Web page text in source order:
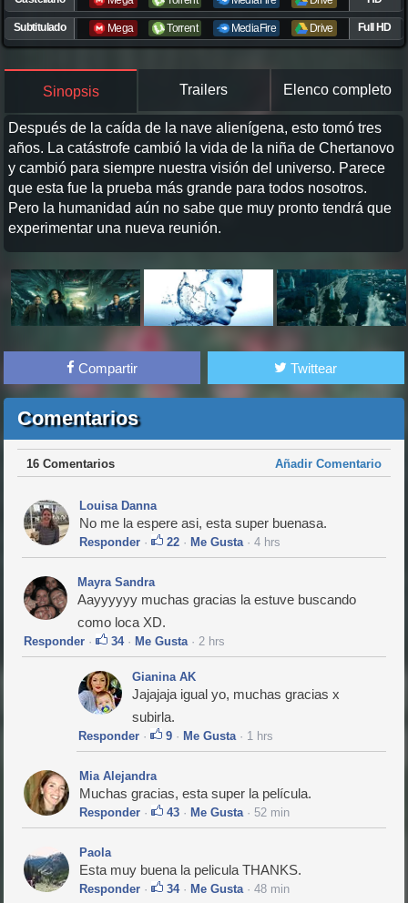
Subtitulado Mega Torrent MediaFire Drive Full HD
Sinopsis Trailers Elenco completo
Después de la caída de la nave alienígena, esto tomó tres
años. La catástrofe cambió la vida de la niña de Chertanovo
y cambió para siempre nuestra visión del universo. Parece
que esta fue la prueba más grande para todos nosotros.
Pero la humanidad aún no sabe que muy pronto tendrá que
experimentar una nueva reunión.
Compartir Twittear
Comentarios
16 Comentarios Añadir Comentario
Louisa Danna
No me la espere asi, esta super buenasa.
Responder · 22 · Me Gusta· 4 hrs
Mayra Sandra
Aayyyyyy muchas gracias la estuve buscando
como loca XD.
Responder · 34· Me Gusta· 2 hrs
Gianina AK
Jajajaja igual yo, muchas gracias x
subirla.
Responder · 9 · Me Gusta· 1 hrs
Mia Alejandra
Muchas gracias, esta super la película.
Responder · 43 · Me Gusta· 52 min
Paola
Esta muy buena la pelicula THANKS.
Responder · 34· Me Gusta· 48 min